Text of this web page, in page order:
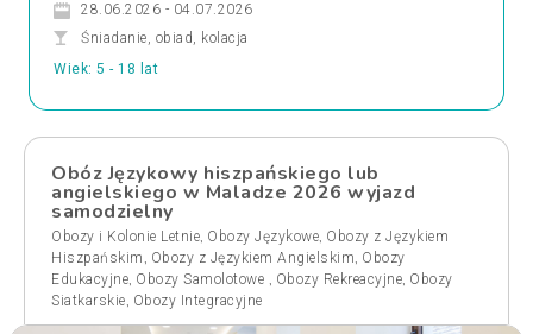
28.06.2026 - 04.07.2026
Śniadanie, obiad, kolacja
Wiek: 5 - 18 lat
Obóz Językowy hiszpańskiego lub
angielskiego w Maladze 2026 wyjazd
samodzielny
Obozy i Kolonie Letnie, Obozy Językowe, Obozy z Językiem
Hiszpańskim , Obozy z Językiem Angielskim, Obozy
Edukacyjne, Obozy Samolotowe , Obozy Rekreacyjne, Obozy
Siatkarskie, Obozy Integracyjne